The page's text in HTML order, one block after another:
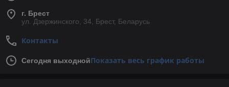
г. Брест
ул. Дзержинского, 34, Брест, Беларусь
Контакты
Сегодня выходнойПоказать весь график работы